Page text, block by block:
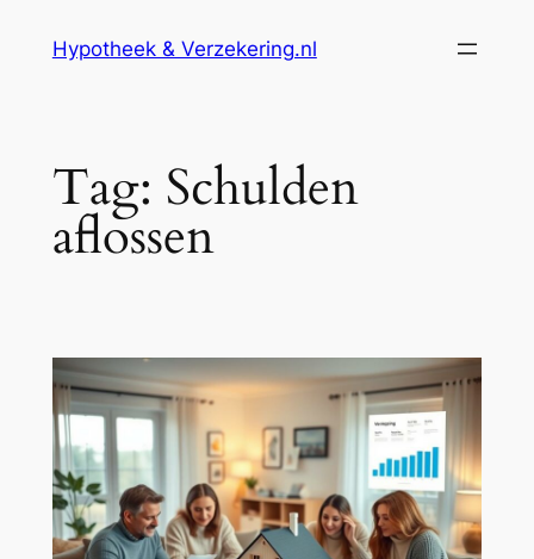
Hypotheek & Verzekering.nl
Tag: Schulden
aflossen